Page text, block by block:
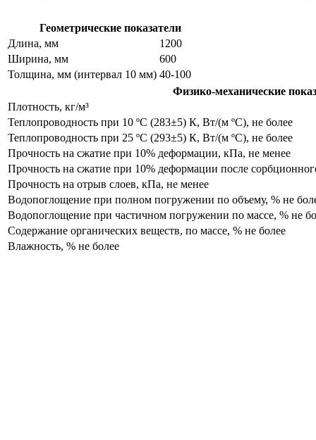
Геометрические показатели
Длина, мм
1200
Ширина, мм
600
Толщина, мм (интервал 10 мм) 40-100
Физико-механические
Плотность, кг/м³
Теплопроводность при 10 ºС (283±5) К, Вт/(м ºС), не более
Теплопроводность при 25 ºС (293±5) К, Вт/(м ºС), не более
Прочность на сжатие при 10% деформации, кПа, не менее
Прочность на сжатие при 10% деформации после
Прочность на отрыв слоев, кПа, не менее
Водопоглощение при полном погружении по объему, % не
Водопоглощение при частичном погружении по массе, % не
Содержание органических веществ, по массе, % не более
Влажность, % не более